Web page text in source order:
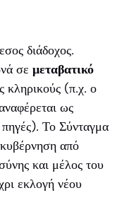
διάδοχος.
σε μεταβατικό
κληρικούς (π.χ. ο
ως
Το Σύνταγμα
από
και μέλος του
εκλογή νέου